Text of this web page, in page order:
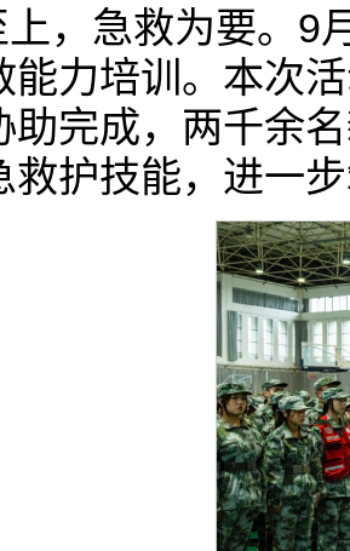
上，急救为要。9
能力培训。本次
助完成，两千余
救护技能，进一